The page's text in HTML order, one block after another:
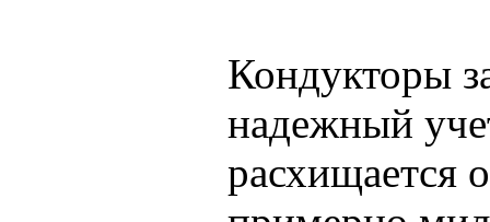
Кондукторы
надежный
расхищается